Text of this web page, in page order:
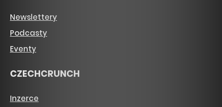
Newslettery
Podcasty
Eventy
CZECHCRUNCH
Inzerce